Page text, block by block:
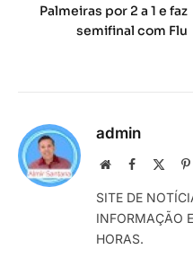
Palmeiras por 2 a 1 e faz
semifinal com Flu
admin
Local
rede
Internet
Facebook
SITE DE
INFORMAÇÃO
HORAS.